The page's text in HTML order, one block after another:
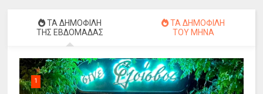
ΤΑ ΔΗΜΟΦΙΛΗ
ΤΗΣ ΕΒΔΟΜΑΔΑΣ
ΤΑ ΔΗΜΟΦΙΛΗ
ΤΟΥ ΜΗΝΑ
1